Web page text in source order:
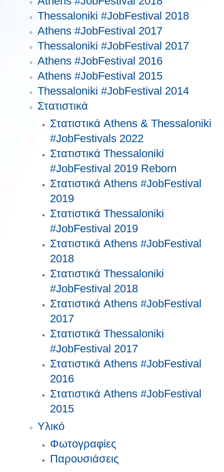
Thessaloniki #JobFestival 2018
Athens #JobFestival 2017
Τhessaloniki #JobFestival 2017
Athens #JobFestival 2016
Athens #JobFestival 2015
Thessaloniki #JobFestival 2014
Στατιστικά
Στατιστικά Athens & Thessaloniki
#JobFestivals 2022
Στατιστικά Thessaloniki
#JobFestival 2019 Reborn
Στατιστικά Athens #JobFestival
2019
Στατιστικά Thessaloniki
#JobFestival 2019
Στατιστικά Athens #JobFestival
2018
Στατιστικά Thessaloniki
#JobFestival 2018
Στατιστικά Athens #JobFestival
2017
Στατιστικά Thessaloniki
#JobFestival 2017
Στατιστικά Athens #JobFestival
2016
Στατιστικά Athens #JobFestival
2015
Υλικό
Φωτογραφίες
Παρουσιάσεις